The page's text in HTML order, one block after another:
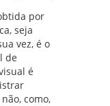
por
seja
vez, é o
de
é
como,